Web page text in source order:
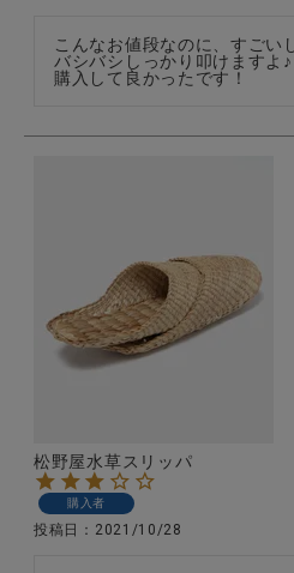
こんなお値段なのに、すごい
バシバシしっかり叩けますよ♪
購入して良かったです！
松野屋水草スリッパ
購入者
投稿日 2021/10/28